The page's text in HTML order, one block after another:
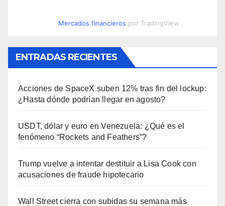
Mercados financieros por TradingView
ENTRADAS RECIENTES
Acciones de SpaceX suben 12% tras fin del lockup:
¿Hasta dónde podrían llegar en agosto?
USDT, dólar y euro en Venezuela: ¿Qué es el
fenómeno “Rockets and Feathers”?
Trump vuelve a intentar destituir a Lisa Cook con
acusaciones de fraude hipotecario
Wall Street cierra con subidas su semana más